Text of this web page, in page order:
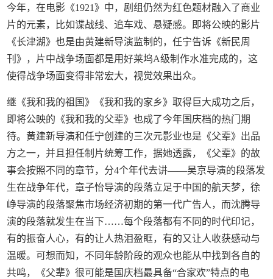
今年，在电影《1921》中，剧组仍然为红色题材融入了商业
片的元素，比如谍战线、追车戏、悬疑感。即将公映的影片
《长津湖》也是由黄建新导演监制的，任宁告诉《新民周
刊》，片中战争场面都是用好莱坞A级制作水准完成的，这
使得战争场面变得非常宏大，视觉效果出众。
继《我和我的祖国》《我和我的家乡》取得巨大成功之后，
即将公映的《我和我的父辈》也成了今年国庆档的热门期
待。黄建新导演和任宁创建的三次元影业也是《父辈》出品
方之一，并且担任制片统筹工作，据她透露，《父辈》的故
事会按照不同的章节，分4个年代去讲——吴京导演的段落发
生在战争年代，章子怡导演的段落立足于中国的航天梦，徐
峥导演的段落聚焦市场经济初期的第一代广告人，而沈腾导
演的段落就发生在当下……每个段落都有不同的时代印记，
有的振奋人心，有的让人热泪盈眶，有的又让人收获感动与
温暖。可想而知，不同年龄阶段的观众也能从中找到各自的
共鸣，《父辈》很可能是国庆档最具备“合家欢”特点的电